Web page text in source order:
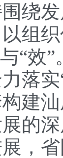
发
组
“效
落
建
的
，